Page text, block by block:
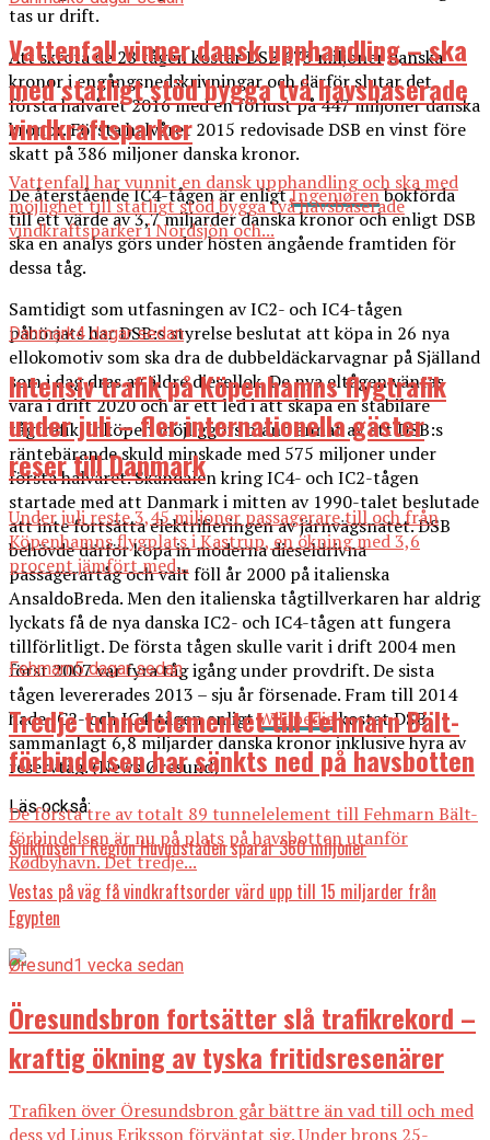
tas ur drift.
Att skrota de 28 tågen kostar DSB 673 miljoner danska
kronor i engångsnedskrivningar och därför slutar det
första halvåret 2016 med en förlust på 447 miljoner danska
kronor. Första halvåret 2015 redovisade DSB en vinst före
skatt på 386 miljoner danska kronor.
De återstående IC4-tågen är enligtIngeniørenbokförda
till ett värde av 3,7 miljarder danska kronor och enligt DSB
ska en analys görs under hösten angående framtiden för
dessa tåg.
Samtidigt som utfasningen av IC2- och IC4-tågen
påbörjats har DSB:s styrelse beslutat att köpa in 26 nya
ellokomotiv som ska dra de dubbeldäckarvagnar på Själland
som i dag dras av äldre diesellok. De nya eltågen väntas
vara i drift 2020 och är ett led i att skapa en stabilare
tågtrafik. Inköpen möjliggörs bland annat av att DSB:s
räntebärande skuld minskade med 575 miljoner under
första halvåret. Skandalen kring IC4- och IC2-tågen
startade med att Danmark i mitten av 1990-talet beslutade
att inte fortsätta elektrifieringen av järnvägsnätet. DSB
behövde därför köpa in moderna dieseldrivna
passagerartåg och valt föll år 2000 på italienska
AnsaldoBreda. Men den italienska tågtillverkaren har aldrig
lyckats få de nya danska IC2- och IC4-tågen att fungera
tillförlitligt. De första tågen skulle varit i drift 2004 men
först 2007 var fyra tåg igång under provdrift. De sista
tågen levererades 2013 – sju år försenade. Fram till 2014
hade IC2- och IC4-tågen enligtWikipediakostat DSB
sammanlagt 6,8 miljarder danska kronor inklusive hyra av
reservtåg. (News Øresund)
Läs också:
Sjukhusen i Region Huvudstaden sparar 360 miljoner
Vestas på väg få vindkraftsorder värd upp till 15 miljarder från
Egypten
Vattenfall vinner dansk upphandling – ska
med statligt stöd bygga två havsbaserade
vindkraftsparker
Vattenfall har vunnit en dansk upphandling och ska med
möjlighet till statligt stöd bygga två havsbaserade
vindkraftsparker i Nordsjön och...
Danmark4 dagar sedan
Intensiv trafik på Köpenhamns flygtrafik
under juli – fler internationella gäster
reser till Danmark
Under juli reste 3,45 miljoner passagerare till och från
Köpenhamns flygplats i Kastrup, en ökning med 3,6
procent jämfört med...
Fehmarn5 dagar sedan
Tredje tunnelelementet till Fehmarn Bält-
förbindelsen har sänkts ned på havsbotten
De första tre av totalt 89 tunnelelement till Fehmarn Bält-
förbindelsen är nu på plats på havsbotten utanför
Rødbyhavn. Det tredje...
Øresund1 vecka sedan
Öresundsbron fortsätter slå trafikrekord –
kraftig ökning av tyska fritidsresenärer
Trafiken över Öresundsbron går bättre än vad till och med
dess vd Linus Eriksson förväntat sig. Under brons 25-